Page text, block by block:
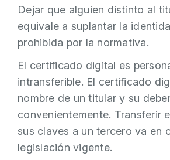
Dejar que alguien distinto al
equivale a suplantar la
prohibida por la normativa.
El certificado digital es
intransferible. El certificado
nombre de un titular y su
convenientemente. Transferir
sus claves a un tercero va en
legislación vigente.